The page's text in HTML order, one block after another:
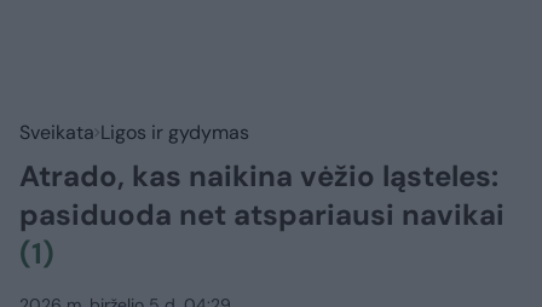
Sveikata Ligos ir gydymas
Atrado, kas naikina vėžio ląsteles:
pasiduoda net atspariausi navikai
(1)